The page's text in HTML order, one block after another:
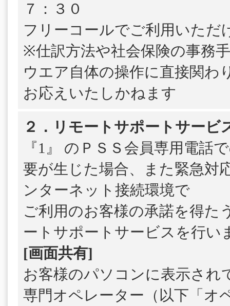
７：３０
フリーコールでご利用いただ
※仕訳方法や社会保険の事務
ウエア自体の操作に直接関わ
お応えいたしかねます
２．リモートサポートサービ
『1』 のＰＳＳ会員専用電話
要が生じた場合、また緊急対
ンターネット接続環境で
ご利用のお客様の承諾を得た
ートサポートサービスを行い
[画面共有]
お客様のパソコンに表示され
専門オペレーター（以下「オ